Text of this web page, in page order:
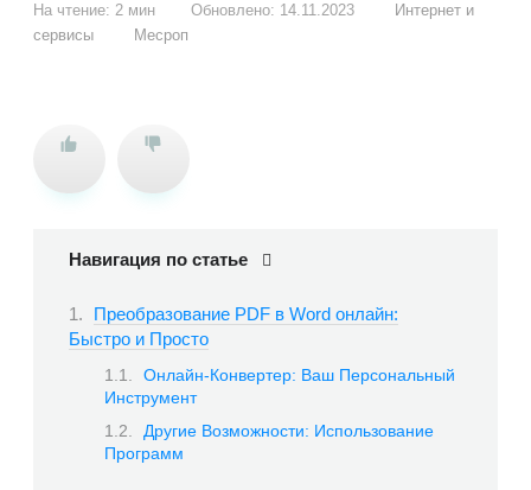
На чтение: 2 мин Обновлено: 14.11.2023
Интернет и
сервисы
Месроп
Навигация по статье
Преобразование PDF в Word онлайн:
Быстро и Просто
Онлайн-Конвертер: Ваш Персональный
Инструмент
Другие Возможности: Использование
Программ